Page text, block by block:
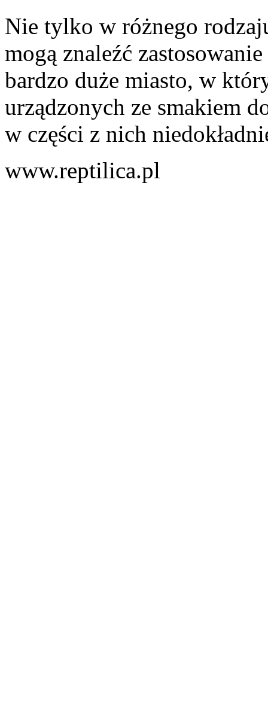
Nie tylko w różnego
mogą znaleźć
bardzo duże miasto, w
urządzonych ze smakiem
w części z nich
www.reptilica.pl